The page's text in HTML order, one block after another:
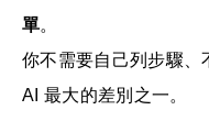
單。
你不需要自己列步驟、
AI 最大的差別之一。